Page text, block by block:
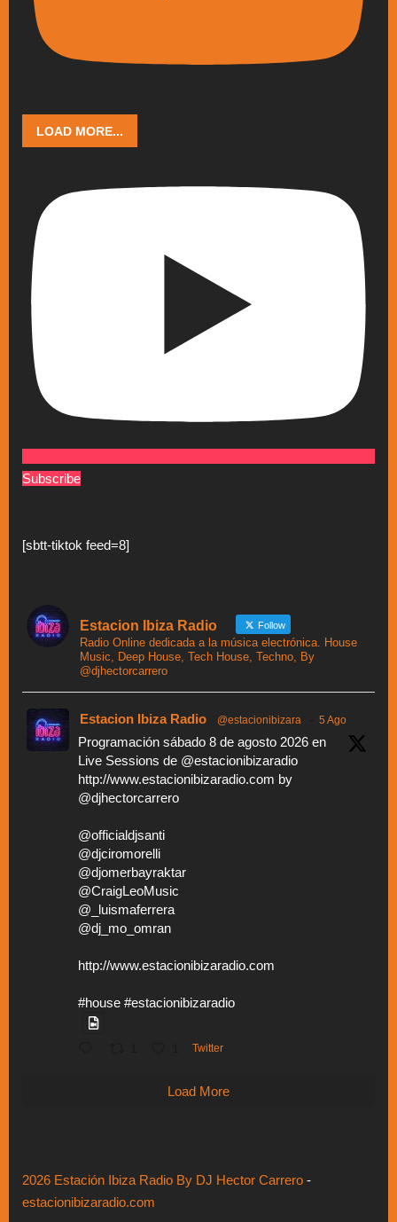
LOAD MORE...
Subscribe
[sbtt-tiktok feed=8]
Estacion Ibiza Radio Follow
Radio Online dedicada a la música electrónica. House
Music, Deep House, Tech House, Techno, By
@djhectorcarrero
Estacion Ibiza Radio @estacionibizara 5 Ago
Programación sábado 8 de agosto 2026 en
Live Sessions de @estacionibizaradio
http://www.estacionibizaradio.com by
@djhectorcarrero
@officialdjsanti
@djciromorelli
@djomerbayraktar
@CraigLeoMusic
@_luismaferrera
@dj_mo_omran
http://www.estacionibizaradio.com
#house #estacionibizaradio
Twitter
Load More
2026 Estación Ibiza Radio By DJ Hector Carrero -
estacionibizaradio.com